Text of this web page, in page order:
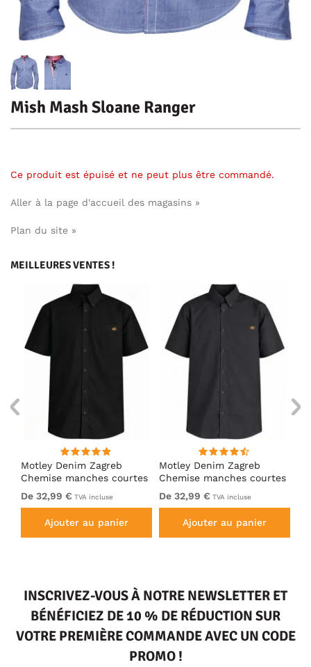
Mish Mash Sloane Ranger
Ce produit est épuisé et ne peut plus être commandé.
Aller à la page d'accueil des magasins »
Plan du site »
MEILLEURES VENTES !
Motley Denim Zagreb
Chemise manches courtes
Noir
De 32,99 € TVA incluse
Ajouter au panier
Motley Denim Zagreb
Chemise manches courtes
Anthracite
De 32,99 € TVA incluse
Ajouter au panier
INSCRIVEZ-VOUS À NOTRE NEWSLETTER ET
BÉNÉFICIEZ DE 10 % DE RÉDUCTION SUR
VOTRE PREMIÈRE COMMANDE AVEC UN CODE
PROMO !